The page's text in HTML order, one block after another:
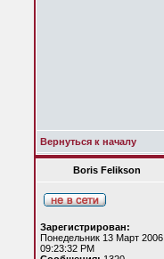
Вернуться к началу
Boris Felikson
Зарегистрирован:
Понедельник 13 Март 2006
09:23:32 PM